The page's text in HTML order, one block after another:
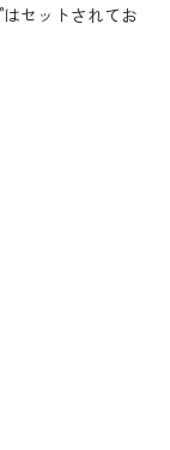
セットされてお